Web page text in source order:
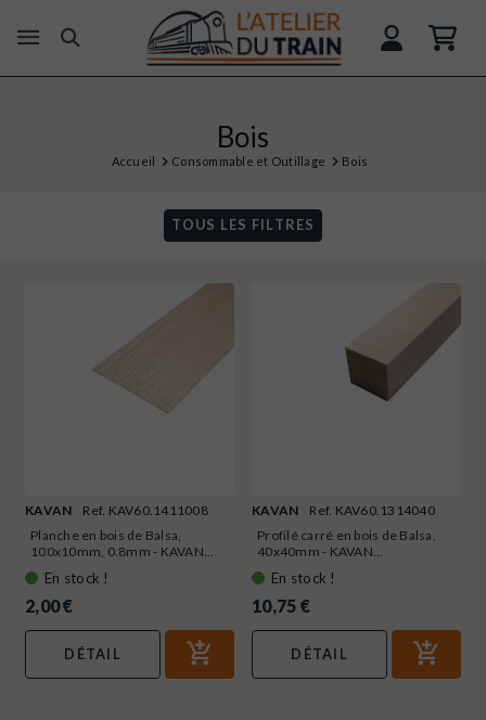
Bois
Accueil Consommable et Outillage Bois
TOUS LES FILTRES
KAVAN
Ref. KAV60.1411008
Planche en bois de Balsa,
100x10mm, 0.8mm - KAVAN...
En stock !
2,00 €
DÉTAIL
KAVAN
Ref. KAV60.1314040
Profilé carré en bois de Balsa,
40x40mm - KAVAN...
En stock !
10,75 €
DÉTAIL